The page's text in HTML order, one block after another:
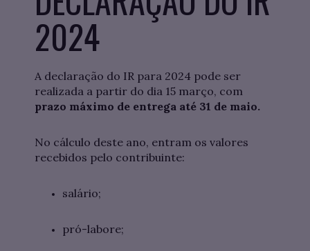
2024
A declaração do IR para 2024 pode ser
realizada a partir do dia 15 março, com
prazo máximo de entrega até 31 de maio.
No cálculo deste ano, entram os valores
recebidos pelo contribuinte:
salário;
pró-labore;